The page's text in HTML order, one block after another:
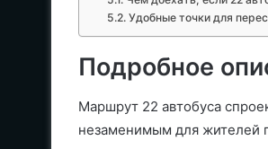
Удобные точки для
Подробное
Маршрут 22 автобуса
незаменимым для жителей